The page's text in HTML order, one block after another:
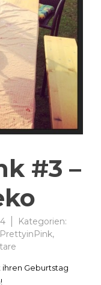
#3 –
Kategorien:
,
in Geburtstag